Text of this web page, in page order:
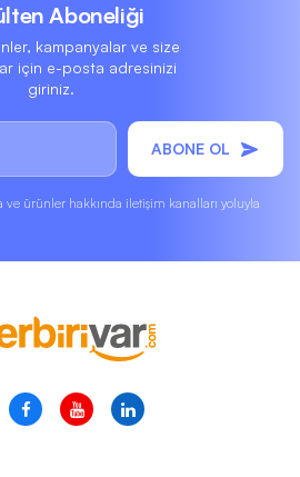
Aboneliği
kampanyalar ve size
için e-posta adresinizi
giriniz.
ABONE OL
ve ürünler hakkında iletişim kanalları yoluyla